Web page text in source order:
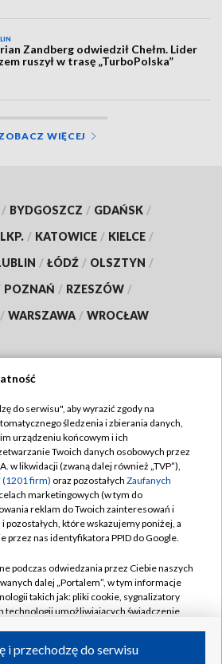
Zandberg odwiedził Chełm. Lider
ruszył w trasę „TurboPolska”
WIĘCEJ
/ BYDGOSZCZ / GDAŃSK /
/ KATOWICE / KIELCE /
/ ŁÓDŹ / OLSZTYN /
POZNAŃ / RZESZÓW /
/ WARSZAWA / WROCŁAW
TVP
Cyfrowa
Regulamin TVP
prywatności
Moje zgody
Pomoc
Kontakt
Kanały
do serwisu", aby wyrazić zgody na
śledzenia i zbierania danych,
urządzeniu końcowym i ich
Twoich danych osobowych przez
w likwidacji (zwaną dalej również „TVP”),
(1201 firm) oraz pozostałych Zaufanych
marketingowych (w tym do
reklam do Twoich zainteresowań i
pozostałych, które wskazujemy poniżej, a
przez nas identyfikatora PPID do Google.
podczas odwiedzania przez Ciebie naszych
dalej „Portalem”, w tym informacje
takich jak: pliki cookie, sygnalizatory
technologii umożliwiających świadczenie
i przechodzę do serwisu